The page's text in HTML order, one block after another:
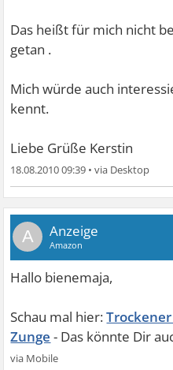
Das heißt für mich nicht
getan .
Mich würde auch
kennt.
Liebe Grüße Kerstin
18.08.2010 09:39 •
A
Zunge